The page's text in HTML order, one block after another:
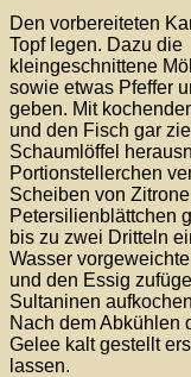
Den vorbereiteten
Topf legen. Dazu die
kleingeschnittene
sowie etwas Pfeffer
geben. Mit
und den Fisch gar
Schaumlöffel
Portionstellerchen
Scheiben von
Petersilienblättchen
bis zu zwei Dritteln
Wasser
und den Essig
Sultaninen
Nach dem Abkühlen
Gelee kalt gestellt
lassen.